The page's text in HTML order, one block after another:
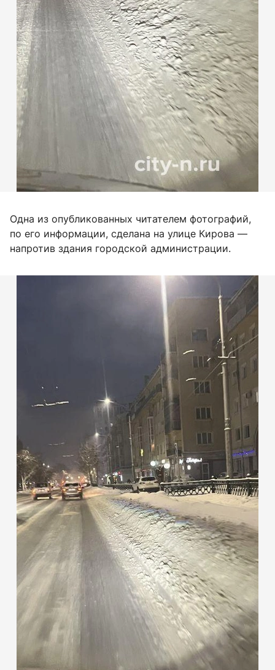
Одна из опубликованных читателем фотографий,
по его информации, сделана на улице Кирова —
напротив здания городской администрации.